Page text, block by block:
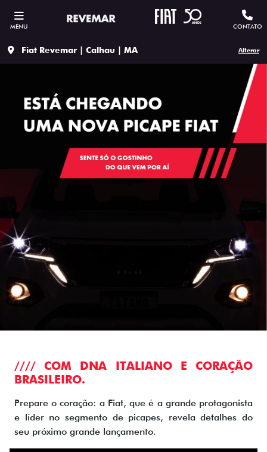
MENU CONTATO
Fiat Revemar | Calhau | MA Alterar
//// COM DNA ITALIANO E CORAÇÃO
BRASILEIRO.
Prepare o coração: a Fiat, que é a grande protagonista
e líder no segmento de picapes, revela detalhes do
seu próximo grande lançamento.